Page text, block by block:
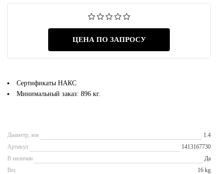
ЦЕНА ПО ЗАПРОСУ
Сертификаты НАКС
Минимальный заказ: 896 кг.
Диаметр, мм
1.4
Артикул
1413167730
В наличии
Да
Вес
16 kg